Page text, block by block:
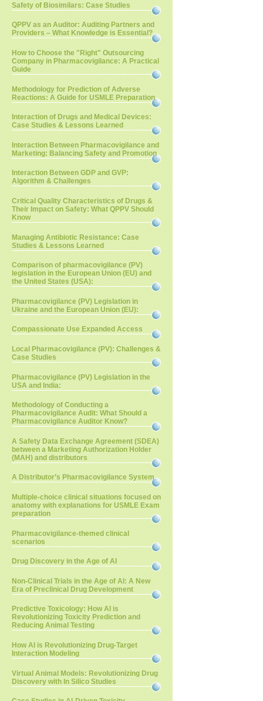
Safety of Biosimilars: Case Studies
QPPV as an Auditor: Auditing Partners and
Providers – What Knowledge is Essential?
How to Choose the "Right" Outsourcing
Company in Pharmacovigilance: A Practical
Guide
Methodology for Prediction of Adverse
Reactions: A Guide for USMLE Preparation
Interaction of Drugs and Medical Devices:
Case Studies & Lessons Learned
Interaction Between Pharmacovigilance and
Marketing: Balancing Safety and Promotion
Interaction Between GDP and GVP:
Algorithm & Challenges
Critical Quality Characteristics of Drugs &
Their Impact on Safety: What QPPV Should
Know
Managing Antibiotic Resistance: Case
Studies & Lessons Learned
Comparison of pharmacovigilance (PV)
legislation in the European Union (EU) and
the United States (USA):
Pharmacovigilance (PV) Legislation in
Ukraine and the European Union (EU):
Compassionate Use Expanded Access
Local Pharmacovigilance (PV): Challenges &
Case Studies
Pharmacovigilance (PV) Legislation in the
USA and India:
Methodology of Conducting a
Pharmacovigilance Audit: What Should a
Pharmacovigilance Auditor Know?
A Safety Data Exchange Agreement (SDEA)
between a Marketing Authorization Holder
(MAH) and distributors
A Distributor’s Pharmacovigilance System
Multiple-choice clinical situations focused on
anatomy with explanations for USMLE Exam
preparation
Pharmacovigilance-themed clinical
scenarios
Drug Discovery in the Age of AI
Non-Clinical Trials in the Age of AI: A New
Era of Preclinical Drug Development
Predictive Toxicology: How AI is
Revolutionizing Toxicity Prediction and
Reducing Animal Testing
How AI is Revolutionizing Drug-Target
Interaction Modeling
Virtual Animal Models: Revolutionizing Drug
Discovery with In Silico Studies